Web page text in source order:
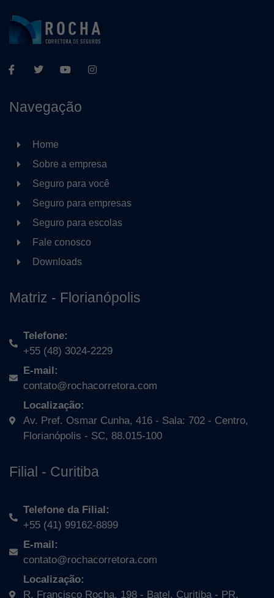
Navegação
Home
Sobre a empresa
Seguro para você
Seguro para empresas
Seguro para escolas
Fale conosco
Downloads
Matriz - Florianópolis
Telefone:
+55 (48) 3024-2229
E-mail:
contato@rochacorretora.com
Localização:
Av. Pref. Osmar Cunha, 416 - Sala: 702 - Centro,
Florianópolis - SC, 88.015-100
Filial - Curitiba
Telefone da Filial:
+55 (41) 99162-8899
E-mail:
contato@rochacorretora.com
Localização:
R. Francisco Rocha, 198 - Batel, Curitiba - PR,